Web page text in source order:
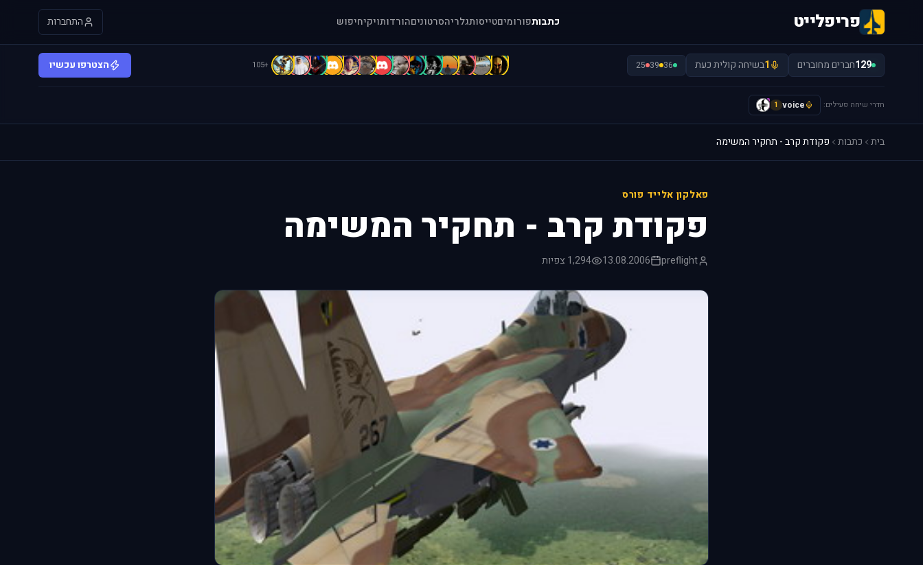
פריפלייט כתבותפורומיםטייסותגלריהסרטוניםהורדותויקיחיפוש התחברות
129חברים מחוברים 1בשיחה קולית כעת 36
39
25
=
[
A
A
A
A
A
b
B
B
B
b
c
C
+105 הצטרפו עכשיו
חדרי שיחה פעילים: voice
1
y
בית כתבות פקודת קרב - תחקיר המשימה
פאלקון אלייד פורס
פקודת קרב - תחקיר המשימה
preflight
13.08.2006 1,294 צפיות